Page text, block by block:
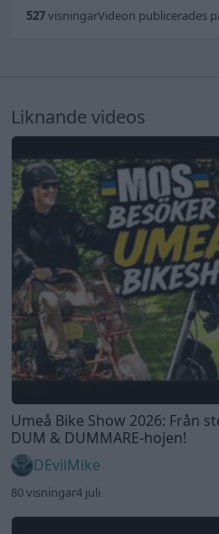
527visningarVideon publicerades
Liknande videos
Umeå Bike Show 2026: Från
DUM & DUMMARE-hojen!
DEvilMike
80 visningar4 juli